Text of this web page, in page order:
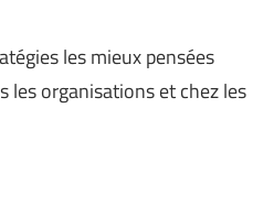
les mieux pensées
les organisations et chez les